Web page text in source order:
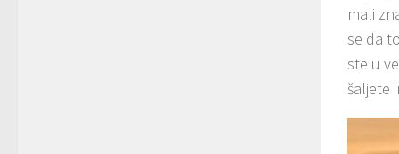
mali
se da
ste u
šaljete